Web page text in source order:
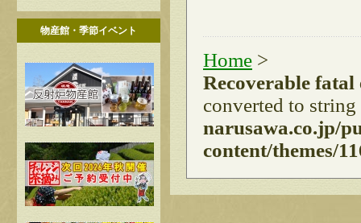
物産館・季節イベント
Home >
Recoverable
converted to
narusawa.co.jp/
content/themes/